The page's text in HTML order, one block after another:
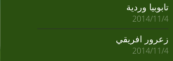
تابوبيا وردية
2014/11/4
زعرور افريقي
2014/11/4